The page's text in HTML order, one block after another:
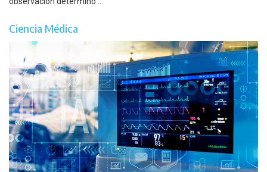
Ciencia Médica